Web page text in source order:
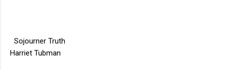
Sojourner Truth
Harriet Tubman